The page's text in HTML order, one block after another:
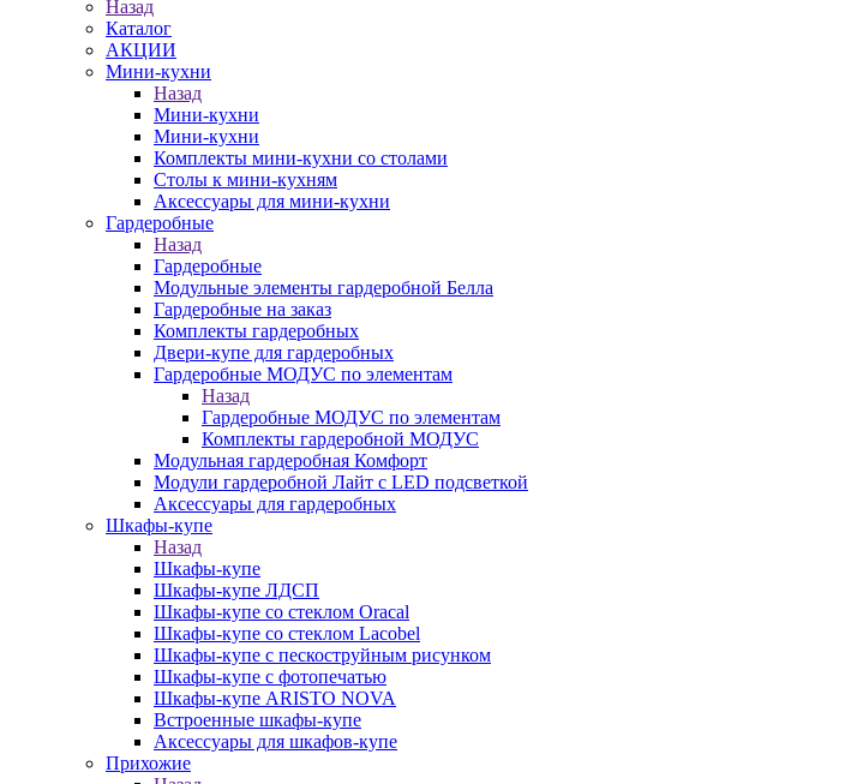
Назад
Каталог
АКЦИИ
Мини-кухни
Назад
Мини-кухни
Мини-кухни
Комплекты мини-кухни со столами
Столы к мини-кухням
Аксессуары для мини-кухни
Гардеробные
Назад
Гардеробные
Модульные элементы гардеробной Белла
Гардеробные на заказ
Комплекты гардеробных
Двери-купе для гардеробных
Гардеробные МОДУС по элементам
Назад
Гардеробные МОДУС по элементам
Комплекты гардеробной МОДУС
Модульная гардеробная Комфорт
Модули гардеробной Лайт с LED подсветкой
Аксессуары для гардеробных
Шкафы-купе
Назад
Шкафы-купе
Шкафы-купе ЛДСП
Шкафы-купе со стеклом Oracal
Шкафы-купе со стеклом Lacobel
Шкафы-купе с пескоструйным рисунком
Шкафы-купе с фотопечатью
Шкафы-купе ARISTO NOVA
Встроенные шкафы-купе
Аксессуары для шкафов-купе
Прихожие